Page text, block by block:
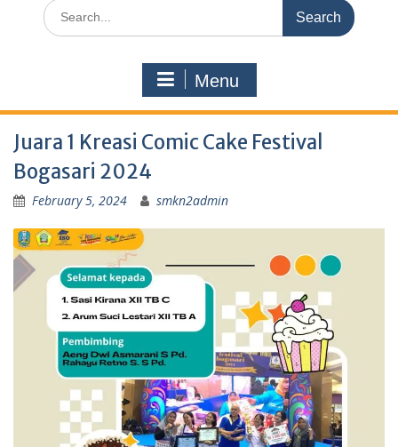
Menu
Juara 1 Kreasi Comic Cake Festival
Bogasari 2024
February 5, 2024 smkn2admin